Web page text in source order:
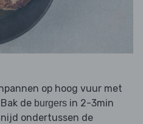
op hoog vuur met
de burgers in 2-3min
ondertussen de